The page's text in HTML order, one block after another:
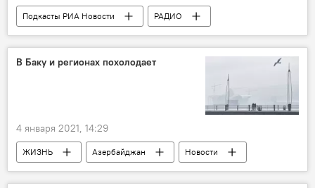
Подкасты РИА Новости
РАДИО
МУЛЬТИМЕДИА
Новости
В Баку и регионах похолодает
4 января 2021, 14:29
ЖИЗНЬ Азербайджан
Новости
температура воздуха
Похолодание